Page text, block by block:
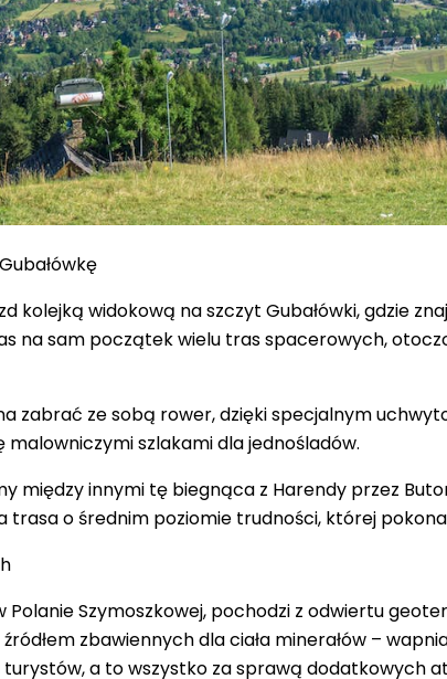
kolejką widokową na szczyt Gubałówki, gdzie
na sam początek wielu tras spacerowych,
zabrać ze sobą rower, dzięki specjalnym
szlakami dla jednośladów.
między innymi tę biegnąca z Harendy przez
o średnim poziomie trudności, której
Polanie Szymoszkowej, pochodzi z odwiertu
źródłem zbawiennych dla ciała minerałów –
a to wszystko za sprawą dodatkowych